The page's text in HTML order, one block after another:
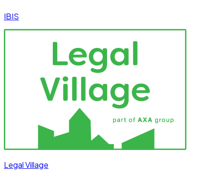
IBIS
Legal Village